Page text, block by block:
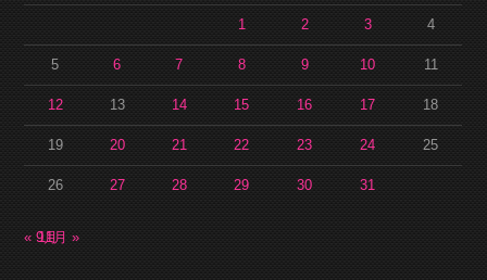
1 2 3 4
5 6 7 8 9 10 11
12 13 14 15 16 17 18
19 20 21 22 23 24 25
26 27 28 29 30 31
« 9月
11月 »